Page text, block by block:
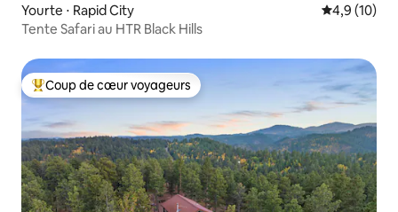
Yourte ⋅ Rapid City Évaluation
4,9 (10)
Tente Safari au HTR Black Hills
Coups de cœur voyageurs les plus appréciés
Coup de cœur voyageurs